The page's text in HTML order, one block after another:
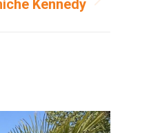
Kennedy